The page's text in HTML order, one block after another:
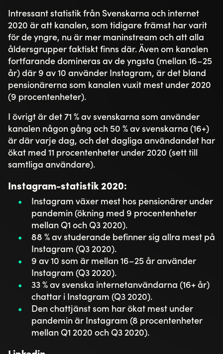
Intressant statistik från Svenskarna och internet
2020 är att kanalen, som tidigare främst har varit
för de yngre, nu är mer maninstream och att alla
åldersgrupper faktiskt finns där. Även om kanalen
fortfarande domineras av de yngsta (mellan 16–25
år) där 9 av 10 använder Instagram, är det bland
pensionärerna som kanalen vuxit mest under 2020
(9 procentenheter).
I övrigt är det 71 % av svenskarna som använder
kanalen någon gång och 50 % av svenskarna (16+)
är där varje dag, och det dagliga användandet har
ökat med 11 procentenheter under 2020 (sett till
samtliga användare).
Instagram-statistik 2020:
Instagram växer mest hos pensionärer under
pandemin (ökning med 9 procentenheter
mellan Q1 och Q3 2020).
88 % av studerande befinner sig allra mest på
Instagram (Q3 2020).
9 av 10 som är mellan 16–25 år använder
Instagram (Q3 2020).
33 % av svenska internetanvändarna (16+ år)
chattar i Instagram (Q3 2020).
Den chattjänst som har ökat mest under
pandemin är Instagram (8 procentenheter
mellan Q1 2020 och Q3 2020).